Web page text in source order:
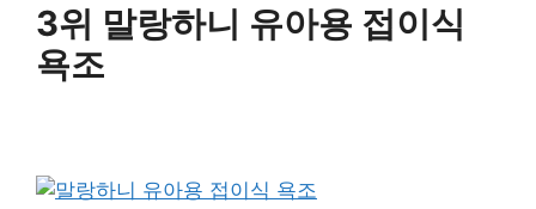
3위 말랑하니 유아용 접이식
욕조